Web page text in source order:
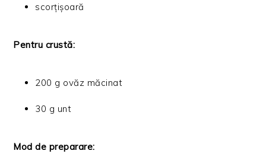
scorțișoară
Pentru crustă:
200 g ovăz măcinat
30 g unt
Mod de preparare: